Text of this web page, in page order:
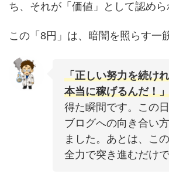
ち、それが「価値」として認めら
この「8円」は、暗闇を照らす一
「正しい努力を続け
本当に稼げるんだ！」
得た瞬間です。この
ブログへの向き合い
ました。あとは、こ
全力で突き進むだけで